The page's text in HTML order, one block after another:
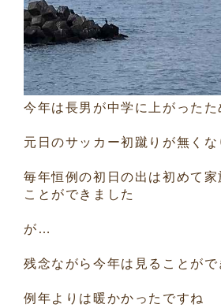
今年は長男が中学に上がったた
元日のサッカー初蹴りが無くな
毎年恒例の初日の出は初めて家
ことができました
が…
残念ながら今年は見ることがで
例年よりは暖かかったですね